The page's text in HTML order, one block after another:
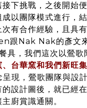
下挑戰，之後開始
以團隊模式進行，
有合作經驗，且具
跟Nak Nak的彥文來
具，我們這次以鶯
、台華窯和我們新旺
，鶯歌團隊與設計
設計圖後，就已經
廚賞識通關。